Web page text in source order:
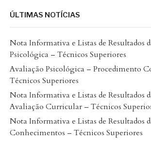
ÚLTIMAS NOTÍCIAS
Nota Informativa e Listas de Resultados
Psicológica – Técnicos Superiores
Avaliação Psicológica – Procedimento
Técnicos Superiores
Nota Informativa e Listas de Resultados
Avaliação Curricular – Técnicos
Nota Informativa e Listas de Resultados
Conhecimentos – Técnicos Superiores